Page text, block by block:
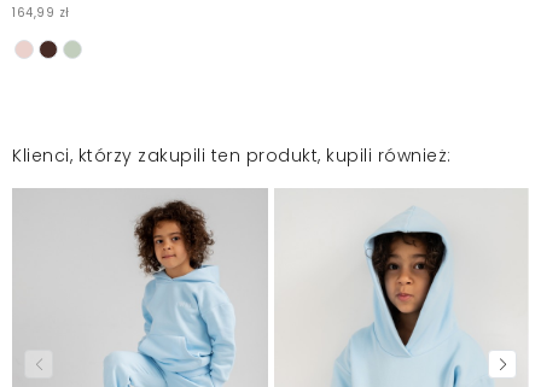
164,99 zł
Klienci, którzy zakupili ten produkt, kupili również: